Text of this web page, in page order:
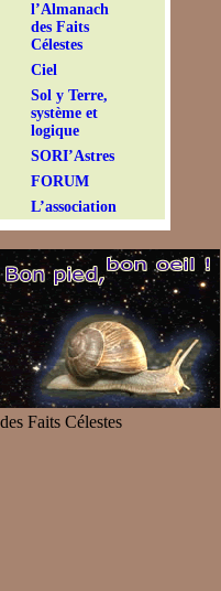
l’Almanach
des Faits
Célestes
Ciel
Sol y Terre,
système et
logique
SORI’Astres
FORUM
L’association
des Faits Célestes